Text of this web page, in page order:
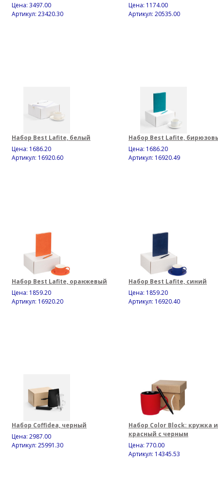
Цена: 3497.00
Артикул: 23420.30
Цена: 1174.00
Артикул: 20535.00
Набор Best Lafite, белый
Цена: 1686.20
Артикул: 16920.60
Набор Best Lafite,
Цена: 1686.20
Артикул: 16920.49
Набор Best Lafite, оранжевый
Цена: 1859.20
Артикул: 16920.20
Набор Best Lafite, синий
Цена: 1859.20
Артикул: 16920.40
Набор Coffidea, черный
Цена: 2987.00
Артикул: 25991.30
Набор Color Block: кружка
красный с черным
Цена: 770.00
Артикул: 14345.53